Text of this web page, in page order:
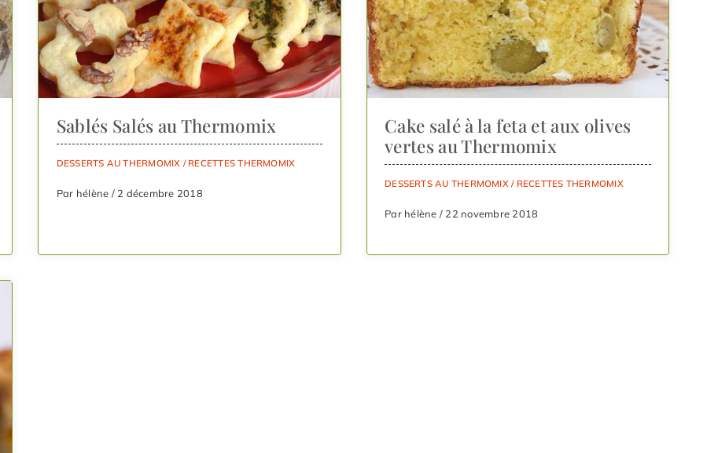
Sablés Salés au Thermomix
DESSERTS AU THERMOMIX / RECETTES THERMOMIX
Par hélène / 2 décembre 2018
Cake salé à la feta et aux olives
vertes au Thermomix
DESSERTS AU THERMOMIX / RECETTES THERMOMIX
Par hélène / 22 novembre 2018